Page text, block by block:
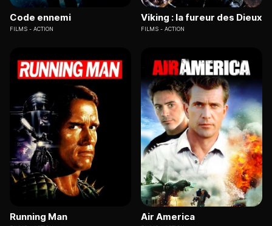
Code ennemi
FILMS ACTION
Viking : la fureur des Dieux
FILMS ACTION
Running Man Air America